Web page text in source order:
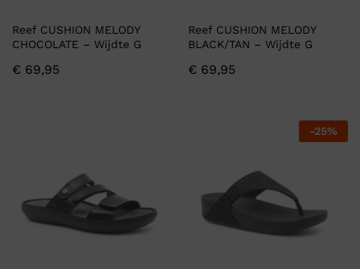
Reef CUSHION MELODY
CHOCOLATE – Wijdte G
€ 69,95
Reef CUSHION MELODY
BLACK/TAN – Wijdte G
€ 69,95
-25%